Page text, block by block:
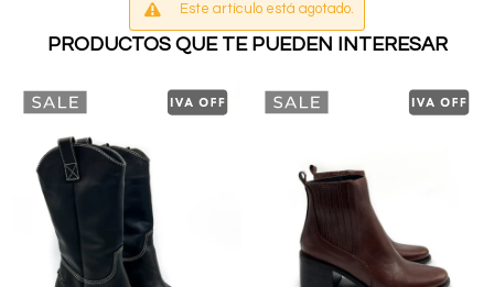
Este artículo está agotado.
PRODUCTOS QUE TE PUEDEN INTERESAR